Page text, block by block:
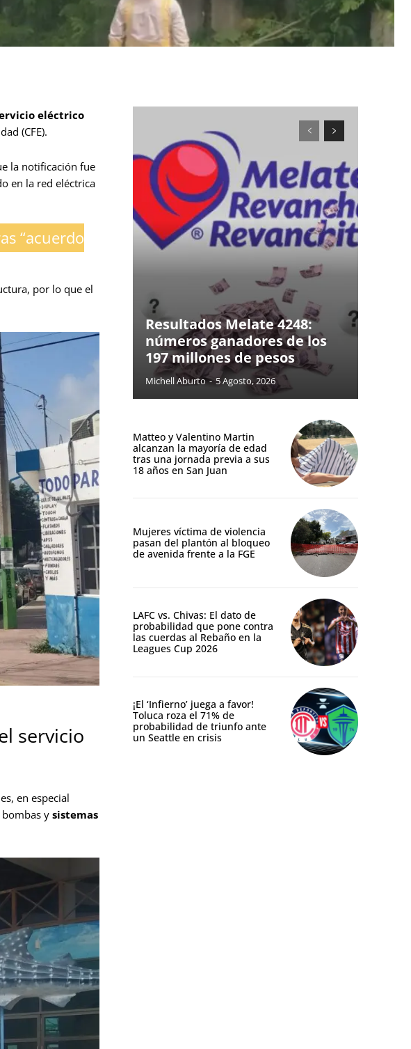
eléctrico
(CFE).
la notificación fue
en la red eléctrica
“acuerdo
por lo que el
servicio
en especial
y sistemas
Resultados Melate 4248:
números ganadores de los
197 millones de pesos
Michell Aburto - 5 Agosto, 2026
Matteo y Valentino Martin
alcanzan la mayoría de edad
tras una jornada previa a sus
18 años en San Juan
Mujeres víctima de violencia
pasan del plantón al bloqueo
de avenida frente a la FGE
LAFC vs. Chivas: El dato de
probabilidad que pone contra
las cuerdas al Rebaño en la
Leagues Cup 2026
¡El ‘Infierno’ juega a favor!
Toluca roza el 71% de
probabilidad de triunfo ante
un Seattle en crisis